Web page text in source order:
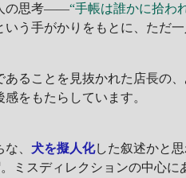
の思考――“手帳は誰かに拾わ
う手がかりをもとに、ただ一
ることを見抜かれた店長の
をもたらしています。
、 犬を擬人化した叙述かと
ミスディレクションの中心に